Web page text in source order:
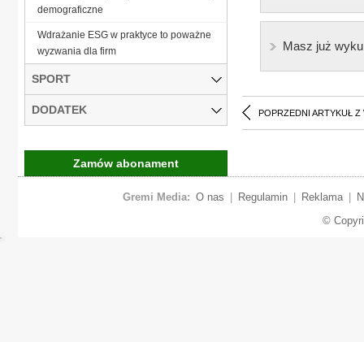
Masz już
POPRZEDNI ARTYKUŁ Z
demograficzne
Wdrażanie ESG w praktyce to poważne
wyzwania dla firm
SPORT
DODATEK
Zamów abonament
Gremi Media: O nas Regulamin Reklama
©